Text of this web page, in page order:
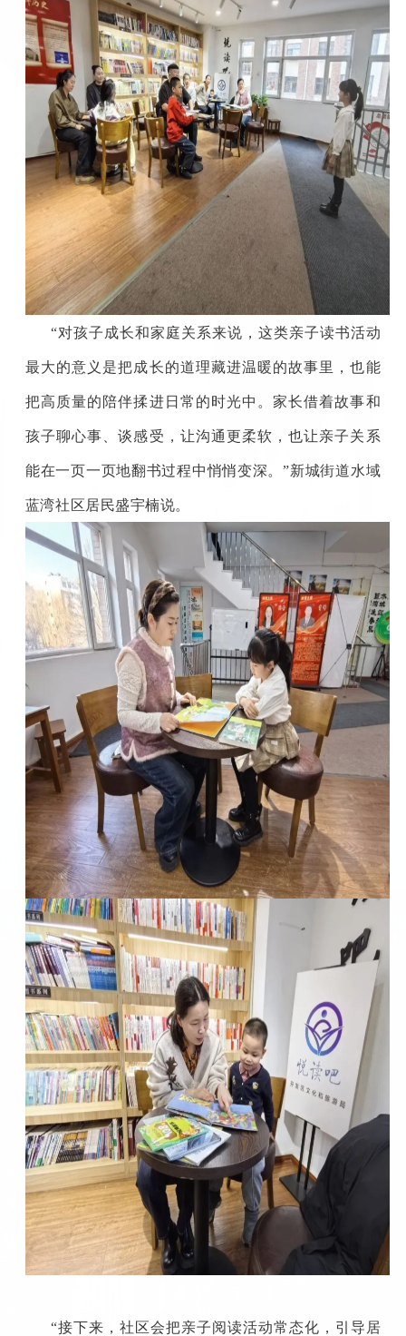
“对孩子成长和家庭关系来说，这类亲子读书活动
最大的意义是把成长的道理藏进温暖的故事里，也能
把高质量的陪伴揉进日常的时光中。家长借着故事和
孩子聊心事、谈感受，让沟通更柔软，也让亲子关系
能在一页一页地翻书过程中悄悄变深。”新城街道水域
蓝湾社区居民盛宇楠说。
“接下来，社区会把亲子阅读活动常态化，引导居